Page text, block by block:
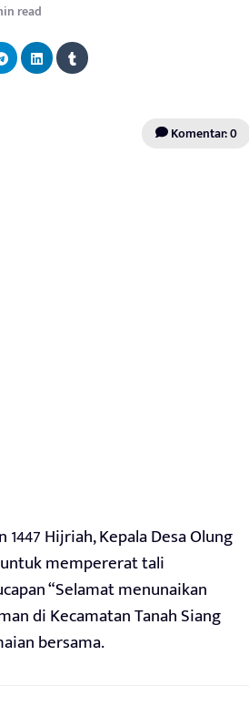
read
Komentar: 0
Hijriah, Kepala Desa Olung
mempererat tali
“Selamat menunaikan
di Kecamatan Tanah Siang
bersama.